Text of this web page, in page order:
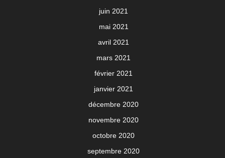
juin 2021
mai 2021
avril 2021
mars 2021
février 2021
janvier 2021
décembre 2020
novembre 2020
octobre 2020
septembre 2020